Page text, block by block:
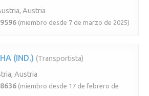
Austria
(miembro desde 7 de marzo de 2025)
(IND.) (Transportista)
Austria
(miembro desde 17 de febrero de